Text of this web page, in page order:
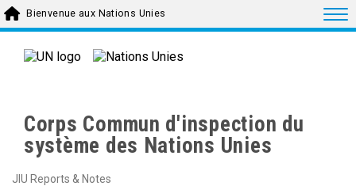
Skip to main content
Bienvenue aux Nations Unies
Corps Commun d'inspection du
système des Nations Unies
JIU Reports & Notes